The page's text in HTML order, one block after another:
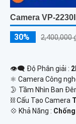
Camera VP-
30% 2,400,000
👁️‍🗨 Độ Phân giải :
⚛️ Camera Công
🌛 Tầm Nhìn Ban
⛓ Cấu Tạo Camera
️💠 Khả Năng :